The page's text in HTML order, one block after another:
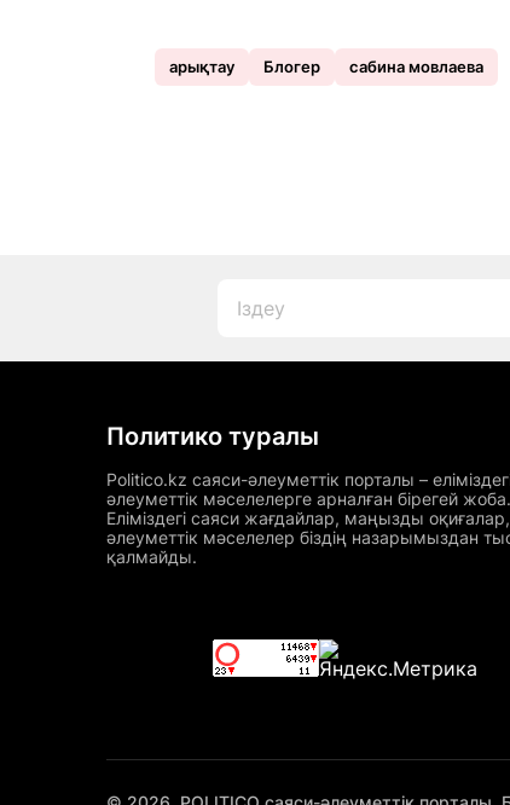
арықтау Блогер сабина мовлаева
Политико туралы
Politico.kz саяси-әлеуметтік порталы –
әлеуметтік мәселелерге арналған бірегей жоба.
Еліміздегі саяси жағдайлар, маңызды оқиғалар,
әлеуметтік мәселелер біздің назарымыздан
қалмайды.